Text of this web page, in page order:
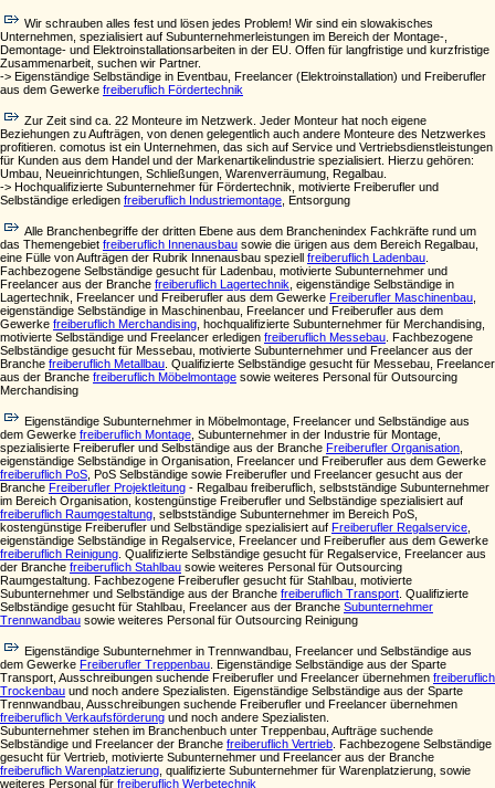
Wir schrauben alles fest und lösen jedes Problem! Wir sind ein slowakisches
Unternehmen, spezialisiert auf Subunternehmerleistungen im Bereich der Montage-,
Demontage- und Elektroinstallationsarbeiten in der EU. Offen für langfristige und kurzfristige
Zusammenarbeit, suchen wir Partner.
-> Eigenständige Selbständige in Eventbau, Freelancer (Elektroinstallation) und Freiberufler
aus dem Gewerke freiberuflich Fördertechnik
Zur Zeit sind ca. 22 Monteure im Netzwerk. Jeder Monteur hat noch eigene
Beziehungen zu Aufträgen, von denen gelegentlich auch andere Monteure des Netzwerkes
profitieren. comotus ist ein Unternehmen, das sich auf Service und Vertriebsdienstleistungen
für Kunden aus dem Handel und der Markenartikelindustrie spezialisiert. Hierzu gehören:
Umbau, Neueinrichtungen, Schließungen, Warenverräumung, Regalbau.
-> Hochqualifizierte Subunternehmer für Fördertechnik, motivierte Freiberufler und
Selbständige erledigen freiberuflich Industriemontage , Entsorgung
Alle Branchenbegriffe der dritten Ebene aus dem Branchenindex Fachkräfte rund um
das Themengebiet freiberuflich Innenausbau sowie die ürigen aus dem Bereich Regalbau,
eine Fülle von Aufträgen der Rubrik Innenausbau speziell freiberuflich Ladenbau
Fachbezogene Selbständige gesucht für Ladenbau, motivierte Subunternehmer und
Freelancer aus der Branche freiberuflich Lagertechnik , eigenständige Selbständige in
Lagertechnik, Freelancer und Freiberufler aus dem Gewerke Freiberufler Maschinenbau
eigenständige Selbständige in Maschinenbau, Freelancer und Freiberufler aus dem
Gewerke freiberuflich Merchandising , hochqualifizierte Subunternehmer für Merchandising,
motivierte Selbständige und Freelancer erledigen freiberuflich Messebau . Fachbezogene
Selbständige gesucht für Messebau, motivierte Subunternehmer und Freelancer aus der
Branche freiberuflich Metallbau . Qualifizierte Selbständige gesucht für Messebau, Freelancer
aus der Branche freiberuflich Möbelmontage sowie weiteres Personal für Outsourcing
Merchandising
Eigenständige Subunternehmer in Möbelmontage, Freelancer und Selbständige aus
dem Gewerke freiberuflich Montage , Subunternehmer in der Industrie für Montage,
spezialisierte Freiberufler und Selbständige aus der Branche Freiberufler Organisation
eigenständige Selbständige in Organisation, Freelancer und Freiberufler aus dem Gewerke
freiberuflich PoS , PoS Selbständige sowie Freiberufler und Freelancer gesucht aus der
Branche Freiberufler Projektleitung - Regalbau freiberuflich, selbstständige Subunternehmer
im Bereich Organisation, kostengünstige Freiberufler und Selbständige spezialisiert auf
freiberuflich Raumgestaltung , selbstständige Subunternehmer im Bereich PoS,
kostengünstige Freiberufler und Selbständige spezialisiert auf Freiberufler Regalservice
eigenständige Selbständige in Regalservice, Freelancer und Freiberufler aus dem Gewerke
freiberuflich Reinigung . Qualifizierte Selbständige gesucht für Regalservice, Freelancer aus
der Branche freiberuflich Stahlbau sowie weiteres Personal für Outsourcing
Raumgestaltung. Fachbezogene Freiberufler gesucht für Stahlbau, motivierte
Subunternehmer und Selbständige aus der Branche freiberuflich Transport . Qualifizierte
Selbständige gesucht für Stahlbau, Freelancer aus der Branche Subunternehmer
Trennwandbau sowie weiteres Personal für Outsourcing Reinigung
Eigenständige Subunternehmer in Trennwandbau, Freelancer und Selbständige aus
dem Gewerke Freiberufler Treppenbau . Eigenständige Selbständige aus der Sparte
Transport, Ausschreibungen suchende Freiberufler und Freelancer übernehmen freiberuflich
Trockenbau und noch andere Spezialisten. Eigenständige Selbständige aus der Sparte
Trennwandbau, Ausschreibungen suchende Freiberufler und Freelancer übernehmen
freiberuflich Verkaufsförderung und noch andere Spezialisten.
Subunternehmer stehen im Branchenbuch unter Treppenbau, Aufträge suchende
Selbständige und Freelancer der Branche freiberuflich Vertrieb . Fachbezogene Selbständige
gesucht für Vertrieb, motivierte Subunternehmer und Freelancer aus der Branche
freiberuflich Warenplatzierung , qualifizierte Subunternehmer für Warenplatzierung, sowie
weiteres Personal für freiberuflich Werbetechnik